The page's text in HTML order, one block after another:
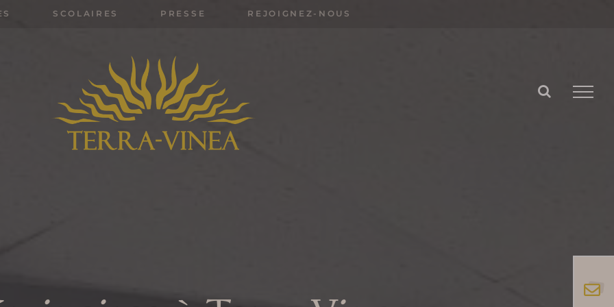
SCOLAIRES PRESSE REJOIGNEZ-NOUS
Rechercher: